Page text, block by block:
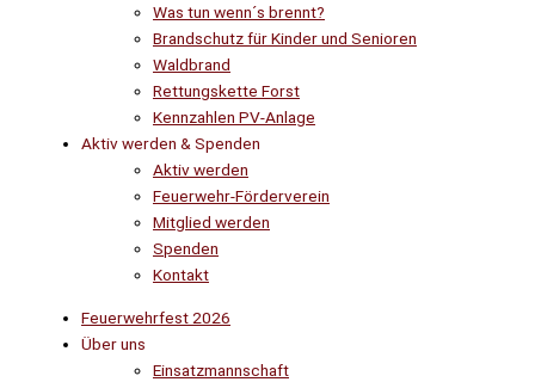
Was tun wenn´s brennt?
Brandschutz für Kinder und Senioren
Waldbrand
Rettungskette Forst
Kennzahlen PV-Anlage
Aktiv werden & Spenden
Aktiv werden
Feuerwehr-Förderverein
Mitglied werden
Spenden
Kontakt
Feuerwehrfest 2026
Über uns
Einsatzmannschaft